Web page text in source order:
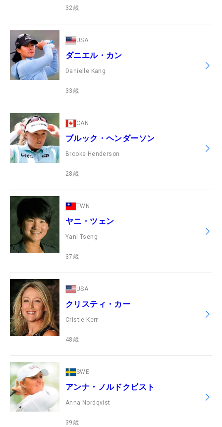
32歳
USA
ダニエル・カン
Danielle Kang
33 歳
CAN
ブルック・ヘンダーソン
Brooke Henderson
28 歳
TWN
ヤニ・ツェン
Yani Tseng
37 歳
USA
クリスティ・カー
Cristie Kerr
48 歳
SWE
アンナ・ノルドクビスト
Anna Nordqvist
39 歳